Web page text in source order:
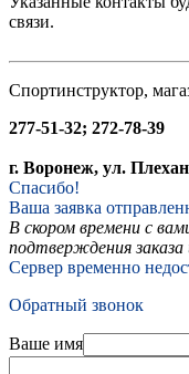
связи.
Спортинструктор,
277-51-32; 272-78-39
г. Воронеж, ул.
Спасибо!
Ваша заявка
В скором времени с
подтверждения заказа
Сервер временно
Обратный звонок
Ваше имя